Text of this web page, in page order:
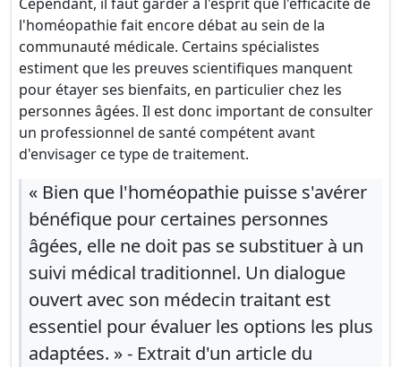
l'homéopathie fait encore débat au sein de la
communauté médicale. Certains spécialistes
estiment que les preuves scientifiques manquent
pour étayer ses bienfaits, en particulier chez les
personnes âgées. Il est donc important de consulter
un professionnel de santé compétent avant
d'envisager ce type de traitement.
« Bien que l'homéopathie puisse s'avérer
bénéfique pour certaines personnes
âgées, elle ne doit pas se substituer à un
suivi médical traditionnel. Un dialogue
ouvert avec son médecin traitant est
essentiel pour évaluer les options les plus
adaptées. » - Extrait d'un article du